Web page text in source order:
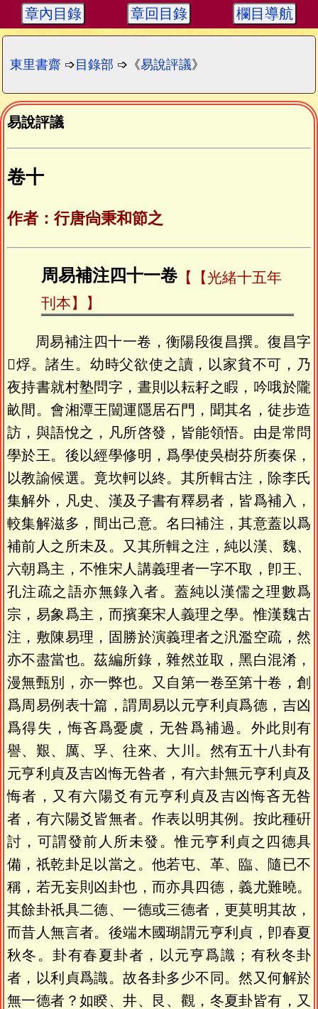
章內目錄 章回目錄 欄目導航
東里書齋 ➩目錄部 ➩《易說評議》
易說評議
卷十
作者：行唐尙秉和節之
周易補注四十一卷
【光緒十五年
刊本】
周易補注四十一卷，衡陽段復昌撰。復昌字
𤐃烰。諸生。幼時父欲使之讀，以家貧不可，乃
夜持書就村塾問字，晝則以耘耔之睱，吟哦於隴
畝間。會湘潭王闓運隱居石門，聞其名，徒步造
訪，與語悅之，凡所啓發，皆能領悟。由是常問
學於王。後以經學修明，爲學使吳樹芬所奏保，
以教諭候選。竟坎軻以終。其所輯古注，除李氏
集解外，凡史、漢及子書有釋易者，皆爲補入，
較集解滋多，間出己意。名曰補注，其意蓋以爲
補前人之所未及。又其所輯之注，純以漢、魏、
六朝爲主，不惟宋人講義理者一字不取，卽王、
孔注疏之語亦無錄入者。蓋純以漢儒之理數爲
宗，易象爲主，而擯棄宋人義理之學。惟漢魏古
注，敷陳易理，固勝於演義理者之汎濫空疏，然
亦不盡當也。茲編所錄，雜然並取，黑白混淆，
漫無甄別，亦一弊也。又自第一卷至第十卷，創
爲周易例表十篇，謂周易以元亨利貞爲德，吉凶
爲得失，悔吝爲憂虞，无咎爲補過。外此則有
譽、艱、厲、孚、往來、大川。然有五十八卦有
元亨利貞及吉凶悔无咎者，有六卦無元亨利貞及
悔者，又有六陽爻有元亨利貞及吉凶悔吝无咎
者，有六陽爻皆無者。作表以明其例。按此種硏
討，可謂發前人所未發。惟元亨利貞之四德具
備，祇乾卦足以當之。他若屯、革、臨、隨已不
稱，若无妄則凶卦也，而亦具四德，義尤難曉。
其餘卦祇具二德、一德或三德者，更莫明其故，
而昔人無言者。後端木國瑚謂元亨利貞，卽春夏
秋冬。卦有春夏卦者，以元亨爲識；有秋冬卦
者，以利貞爲識。故各卦多少不同。然又何解於
無一德者？如睽、井、艮、觀，冬夏卦皆有，又